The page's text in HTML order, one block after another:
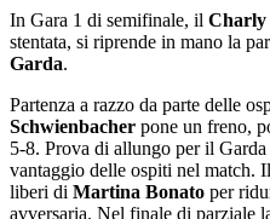
In Gara 1 di semifinale, il Charly
stentata, si riprende in mano la
Garda.
Partenza a razzo da parte delle
Schwienbacher pone un freno,
5-8. Prova di allungo per il
vantaggio delle ospiti nel match.
liberi di Martina Bonato per
avversaria. Nel finale di parziale